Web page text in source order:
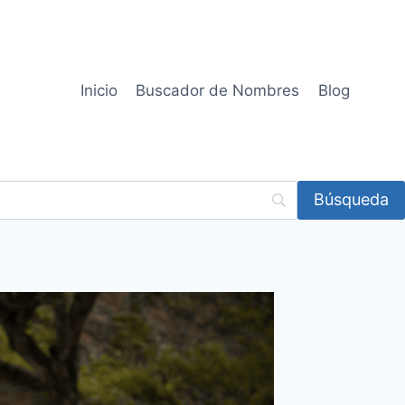
Inicio Buscador de Nombres Blog